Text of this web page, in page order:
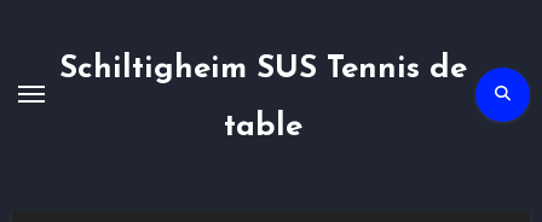
Schiltigheim SUS Tennis de
table